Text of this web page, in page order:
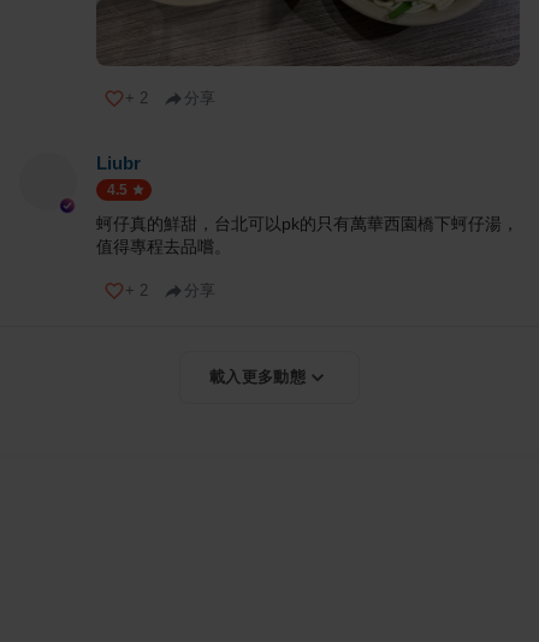
+ 2 分享
Liubr
4.5
蚵仔真的鮮甜，台北可以pk的只有萬華西園橋下蚵仔湯，
值得專程去品嚐。
+ 2 分享
載入更多動態